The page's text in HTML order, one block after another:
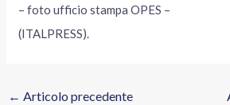
– foto ufficio stampa OPES –
(ITALPRESS).
← Articolo precedente